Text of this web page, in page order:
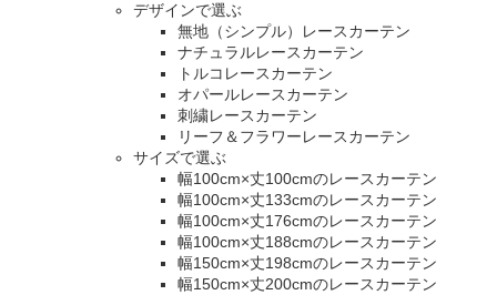
デザインで選ぶ
無地（シンプル）レースカーテン
ナチュラルレースカーテン
トルコレースカーテン
オパールレースカーテン
刺繍レースカーテン
リーフ＆フラワーレースカーテン
サイズで選ぶ
幅100cm×丈100cmのレースカーテン
幅100cm×丈133cmのレースカーテン
幅100cm×丈176cmのレースカーテン
幅100cm×丈188cmのレースカーテン
幅150cm×丈198cmのレースカーテン
幅150cm×丈200cmのレースカーテン